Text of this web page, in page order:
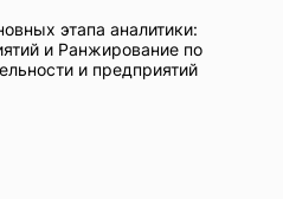
этапа аналитики:
и Ранжирование по
и предприятий